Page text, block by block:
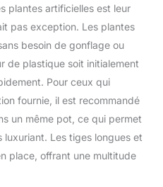
plantes artificielles est leur
pas exception. Les plantes
besoin de gonflage ou
de plastique soit initialement
Pour ceux qui
fournie, il est recommandé
un même pot, ce qui permet
luxuriant. Les tiges longues et
place, offrant une multitude